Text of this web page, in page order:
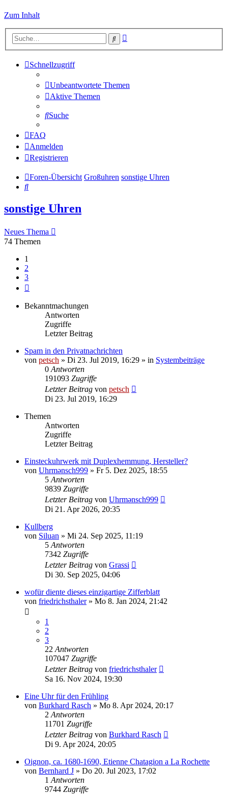
Zum Inhalt
Suche
Schnellzugriff
Unbeantwortete Themen
Aktive Themen
Suche
FAQ
Anmelden
Registrieren
Foren-Übersicht Großuhren sonstige Uhren
Suche
sonstige Uhren
Neues Thema
74 Themen
1
2
3
Bekanntmachungen
Antworten
Zugriffe
Letzter Beitrag
Spam in den Privatnachrichten
von petsch » Di 23. Jul 2019, 16:29 » in Systembeiträge
0 Antworten
191093 Zugriffe
Letzter Beitrag von petsch
Di 23. Jul 2019, 16:29
Themen
Antworten
Zugriffe
Letzter Beitrag
Einsteckuhrwerk mit Duplexhemmung, Hersteller?
von Uhrmənsch999 » Fr 5. Dez 2025, 18:55
5 Antworten
9839 Zugriffe
Letzter Beitrag von Uhrmənsch999
Di 21. Apr 2026, 20:35
Kullberg
von Siluan » Mi 24. Sep 2025, 11:19
5 Antworten
7342 Zugriffe
Letzter Beitrag von Grassi
Di 30. Sep 2025, 04:06
wofür diente dieses einzigartige Zifferblatt
von friedrichsthaler» Mo 8. Jan 2024, 21:42
1
2
3
22 Antworten
107047 Zugriffe
Letzter Beitrag von friedrichsthaler
Sa 16. Nov 2024, 19:30
Eine Uhr für den Frühling
von Burkhard Rasch » Mo 8. Apr 2024, 20:17
2 Antworten
11701 Zugriffe
Letzter Beitrag von Burkhard Rasch
Di 9. Apr 2024, 20:05
Oignon, ca. 1680-1690, Etienne Chatagion a La Rochette
von Bernhard J » Do 20. Jul 2023, 17:02
1 Antworten
9744 Zugriffe